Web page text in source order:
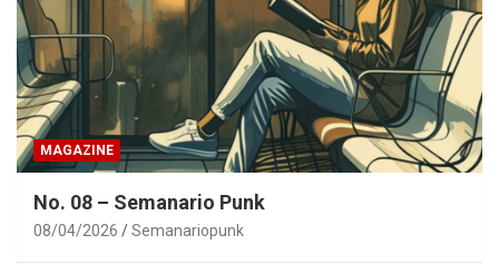
MAGAZINE
No. 08 – Semanario Punk
08/04/2026 Semanariopunk